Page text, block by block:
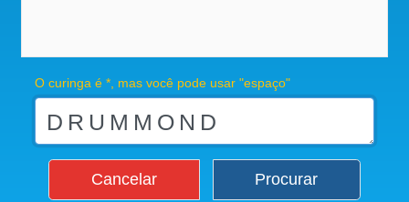
O curinga é *, mas você pode usar "espaço"
Cancelar Procurar